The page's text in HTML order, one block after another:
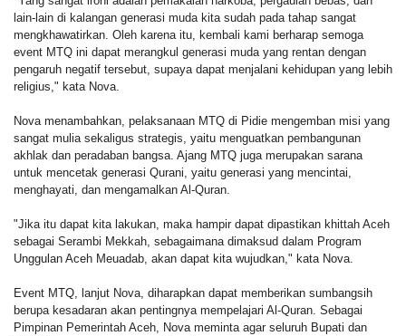
lain-lain di kalangan generasi muda kita sudah pada tahap sangat
mengkhawatirkan. Oleh karena itu, kembali kami berharap semoga
event MTQ ini dapat merangkul generasi muda yang rentan dengan
pengaruh negatif tersebut, supaya dapat menjalani kehidupan yang lebih
religius," kata Nova.
Nova menambahkan, pelaksanaan MTQ di Pidie mengemban misi yang
sangat mulia sekaligus strategis, yaitu menguatkan pembangunan
akhlak dan peradaban bangsa. Ajang MTQ juga merupakan sarana
untuk mencetak generasi Qurani, yaitu generasi yang mencintai,
menghayati, dan mengamalkan Al-Quran.
"Jika itu dapat kita lakukan, maka hampir dapat dipastikan khittah Aceh
sebagai Serambi Mekkah, sebagaimana dimaksud dalam Program
Unggulan Aceh Meuadab, akan dapat kita wujudkan," kata Nova.
Event MTQ, lanjut Nova, diharapkan dapat memberikan sumbangsih
berupa kesadaran akan pentingnya mempelajari Al-Quran. Sebagai
Pimpinan Pemerintah Aceh, Nova meminta agar seluruh Bupati dan